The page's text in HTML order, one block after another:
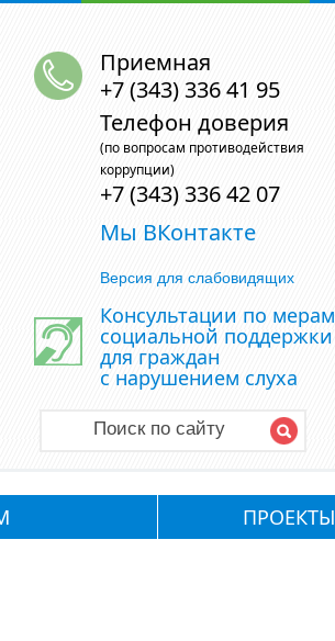
Приемная
+7 (343) 336 41 95
Телефон доверия
(по вопросам противодействия
коррупции)
+7 (343) 336 42 07
Мы ВКонтакте
Версия для слабовидящих
Консультации по мерам
социальной поддержки
для граждан
с нарушением слуха
Поиск по сайту
ПРОЕКТЫ